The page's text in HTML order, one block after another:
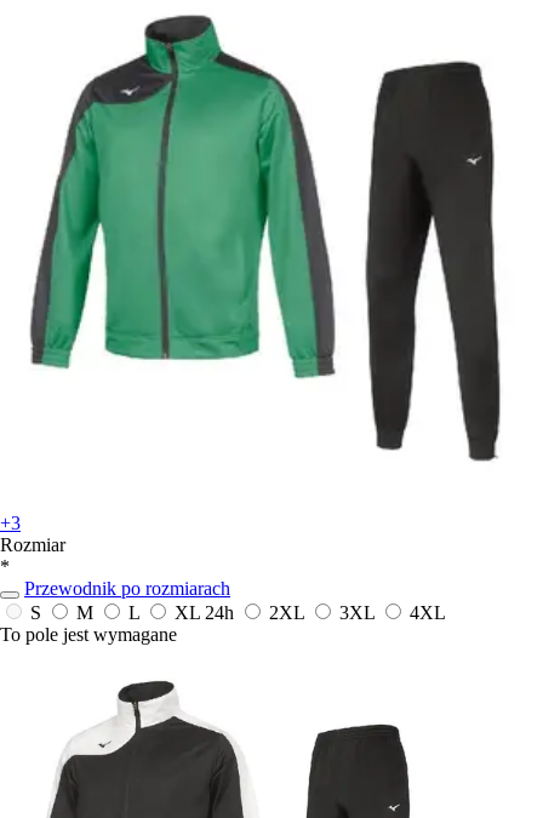
+3
Rozmiar
*
Przewodnik po rozmiarach
S
M L XL 24h 2XL 3XL
4XL
To pole jest wymagane